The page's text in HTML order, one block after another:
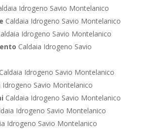
Idrogeno Savio Montelanico
Caldaia Idrogeno Savio Montelanico
Idrogeno Savio Montelanico
Caldaia Idrogeno Savio
Caldaia Idrogeno Savio Montelanico
Idrogeno Savio Montelanico
Caldaia Idrogeno Savio Montelanico
Idrogeno Savio Montelanico
Idrogeno Savio Montelanico